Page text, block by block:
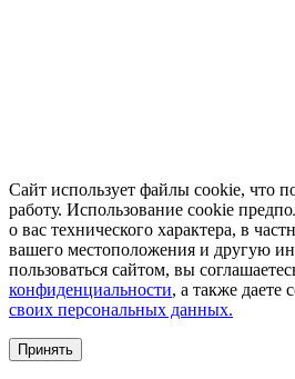
Сайт использует файлы cookie, что
работу. Использование cookie
о вас технического характера, в
вашего местоположения и другую
пользоваться сайтом, вы
конфиденциальности, а также даете
своих персональных данных.
Принять